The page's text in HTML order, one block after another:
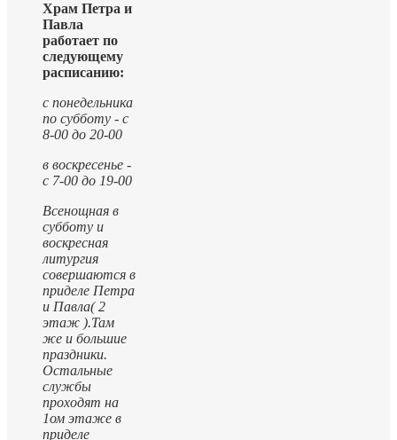
Храм Петра и
Павла
работает по
следующему
расписанию:
с понедельника
по субботу - с
8-00 до 20-00
в воскресенье -
с 7-00 до 19-00
Всенощная в
субботу и
воскресная
литургия
совершаются в
приделе Петра
и Павла( 2
этаж ).Там
же и большие
праздники.
Остальные
службы
проходят на
1ом этаже в
приделе